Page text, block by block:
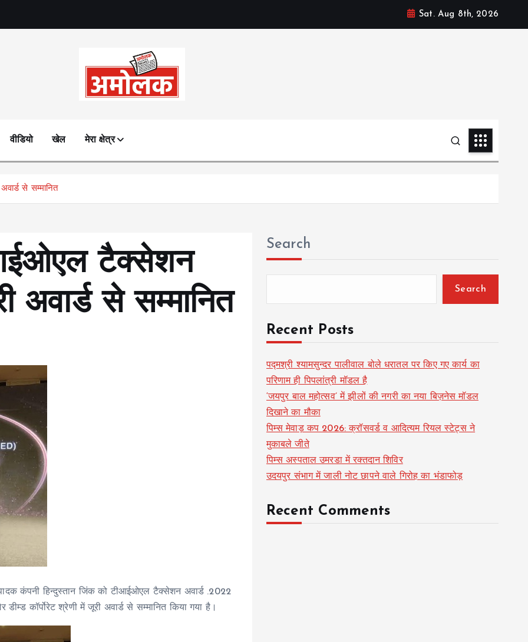
Sat. Aug 8th, 2026
वीडियो खेल मेरा क्षेत्र
से सम्मानित
टैक्सेशन
अवार्ड से सम्मानित
कंपनी हिन्दुस्तान जिंक को टीआईओएल टैक्सेशन अवार्ड .2022
कॉर्पोरेट श्रेणी में जूरी अवार्ड से सम्मानित किया गया है।
Search
Search
Recent Posts
पद्मश्री श्यामसुन्दर पालीवाल बोले धरातल पर किए गए कार्य का
परिणाम ही पिपलांत्री मॉडल है
‘जयपुर बाल महोत्सव’ में झीलों की नगरी का नया बिज़नेस मॉडल
दिखाने का मौका
पिम्स मेवाड़ कप 2026: क्रॉसवर्ड व आदित्यम रियल स्टेट्स ने
मुकाबले जीते
पिम्स अस्पताल उमरडा में रक्तदान शिविर
उदयपुर संभाग में जाली नोट छापने वाले गिरोह का भंडाफोड़
Recent Comments